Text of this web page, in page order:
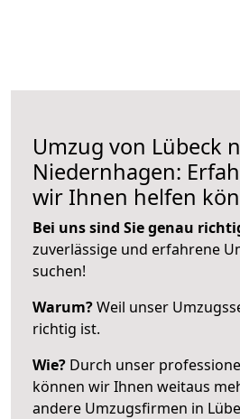
Umzug von Lübeck
Niedernhagen:
wir Ihnen helfen
Bei uns sind Sie genau
zuverlässige und erfahrene
suchen!
Warum?Weil unser
richtig ist.
Wie? Durch unser
können wir Ihnen weitaus
andere Umzugsfirmen in